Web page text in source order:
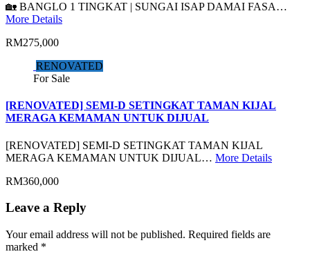
🏡 BANGLO 1 TINGKAT | SUNGAI ISAP DAMAI FASA…
More Details
RM275,000
RENOVATED
For Sale
[RENOVATED] SEMI-D SETINGKAT TAMAN KIJAL
MERAGA KEMAMAN UNTUK DIJUAL
[RENOVATED] SEMI-D SETINGKAT TAMAN KIJAL
MERAGA KEMAMAN UNTUK DIJUAL… More Details
RM360,000
Leave a Reply
Your email address will not be published. Required fields are
marked *